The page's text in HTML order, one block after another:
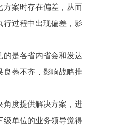
方案时存在偏差，从而
行过程中出现偏差，影
是各省内省会和发达
良莠不齐，影响战略推
度提供解决方案，进
级单位的业务领导觉得